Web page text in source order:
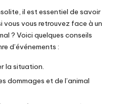
il est essentiel de savoir
vous vous retrouvez face à un
? Voici quelques conseils
d’événements :
la situation.
dommages et de l’animal